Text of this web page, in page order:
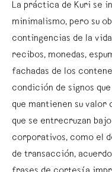
La práctica de Kuri se
minimalismo, pero su
contingencias de la
recibos, monedas,
fachadas de los
condición de signos
que mantienen su
que se entrecruzan
corporativos, como el
de transacción,